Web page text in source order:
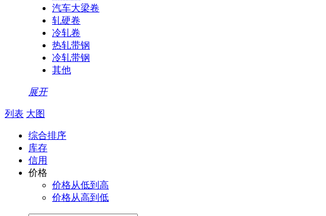
汽车大梁卷
轧硬卷
冷轧卷
热轧带钢
冷轧带钢
其他
展开
列表 大图
综合排序
库存
信用
价格
价格从低到高
价格从高到低